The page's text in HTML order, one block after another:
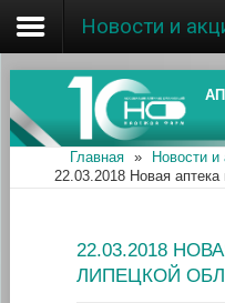
Главная
Об ассоциации
Наши аптеки
Информация
Новости и
Главная » Новости и
22.03.2018 Новая
22.03.2018
ЛИПЕЦКОЙ